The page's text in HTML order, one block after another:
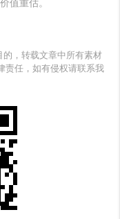
值重估。
的，转载文章中所有素材
责任，如有侵权请联系我